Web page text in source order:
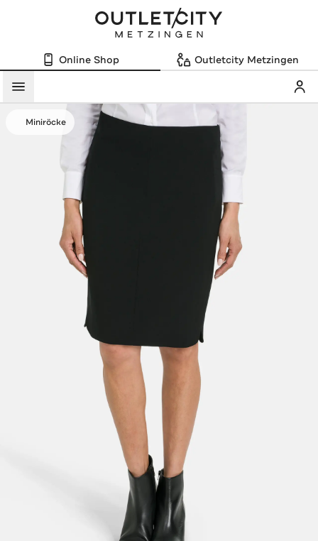
Online Shop Outletcity Metzingen
Menü
Miniröcke